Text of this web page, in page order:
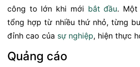
công to lớn khi mới bắt đầu. Một
tổng hợp từ nhiều thứ nhỏ, từng
đỉnh cao của sự nghiệp, hiện thực
Quảng cáo